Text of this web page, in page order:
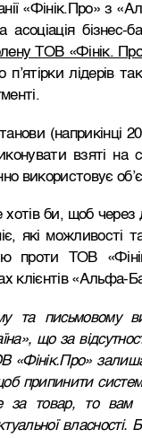
«Фінік.Про» з
бізнес-
ТОВ «Фінік.
п’ятірки лідерів
(наприкінці
взяті на
використовує
би, щоб через
які можливості
проти ТОВ
клієнтів «Альфа-
письмовому
що за
«Фінік.Про»
припинити
за товар, то